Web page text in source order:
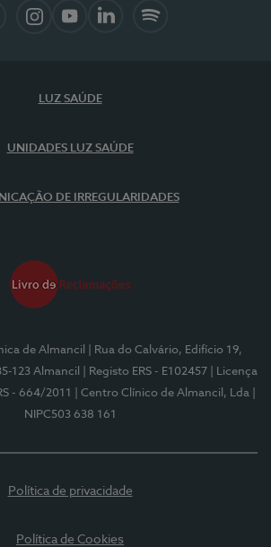
LUZ SAÚDE
UNIDADES LUZ SAÚDE
DE IRREGULARIDADES
de Almancil
| Rua do Calvário, Edifício 19,
123 Almancil
| Registo ERS - E102457
| Licença
- 664/2011
| Centro Clínico de Almancil, Lda
NIPC503 638 161
Política de privacidade
Política de Cookies